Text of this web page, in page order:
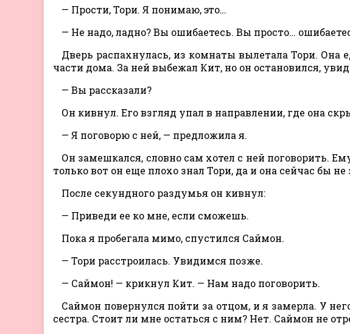
— Прости, Тори. Я понимаю, это…
— Не надо, ладно? Вы ошибаетесь. Вы просто…
Дверь распахнулась, из комнаты вылетала Тори. Она
части дома. За ней выбежал Кит, но он остановился,
— Вы рассказали?
Он кивнул. Его взгляд упал в направлении, где она
— Я поговорю с ней, — предложила я.
Он замешкался, словно сам хотел с ней поговорить.
только вот он еще плохо знал Тори, да и она сейчас бы не
После секундного раздумья он кивнул:
— Приведи ее ко мне, если сможешь.
Пока я пробегала мимо, спустился Саймон.
— Тори расстроилась. Увидимся позже.
— Саймон! — крикнул Кит. — Нам надо поговорить.
Саймон повернулся пойти за отцом, и я замерла. У
сестра. Стоит ли мне остаться с ним? Нет. Саймон не